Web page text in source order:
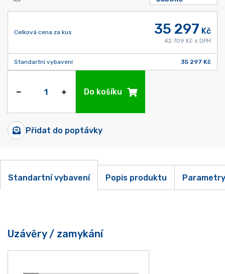
Celková cena za kus 35 297 Kč
42 709 Kč s DPH
Standartní vybavení 35 297 Kč
Do košíku
Přidat do poptávky
Standartní vybavení Popis produktu Parametry
Uzávěry / zamykání